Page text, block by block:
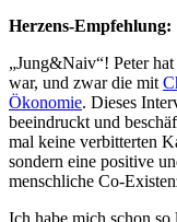
Herzens-Empfehlung:
„Jung&Naiv“! Peter
war, und zwar die mit
Ökonomie. Dieses
beeindruckt und
mal keine verbitterten
sondern eine positive
menschliche Co-